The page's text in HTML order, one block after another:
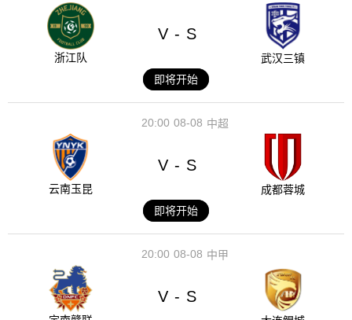
浙江队
V - S
武汉三镇
即将开始
08-08
20:00 中超
云南玉昆
V - S
成都蓉城
即将开始
08-08
20:00 中甲
V - S